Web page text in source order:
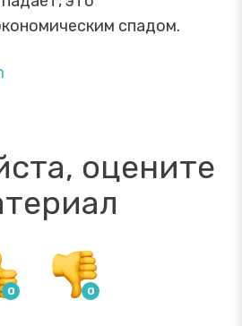
спадом.
оцените